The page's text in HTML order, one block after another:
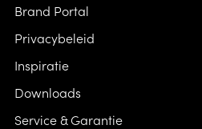
Brand Portal
Privacybeleid
Inspiratie
Downloads
Service & Garantie